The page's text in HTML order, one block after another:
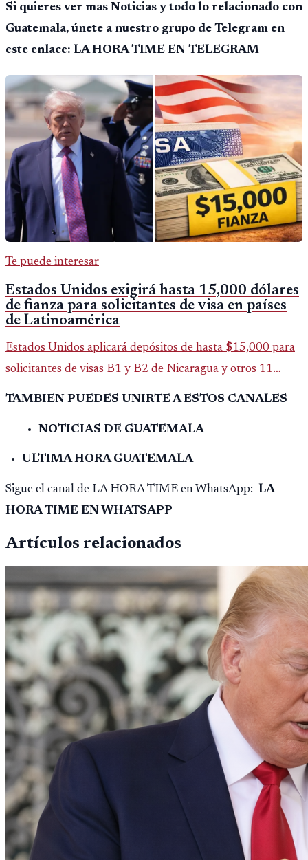
Si quieres ver mas Noticias y todo lo relacionado con
Guatemala, únete a nuestro grupo de Telegram en
este enlace: LA HORA TIME EN TELEGRAM
Te puede interesar
Estados Unidos exigirá hasta 15,000 dólares
de fianza para solicitantes de visa en países
de Latinoamérica
Estados Unidos aplicará depósitos de hasta $15,000 para
solicitantes de visas B1 y B2 de Nicaragua y otros 11
países. La medida afecta a más de 50 naciones bajo nuevas
TAMBIEN PUEDES UNIRTE A ESTOS CANALES
NOTICIAS DE GUATEMALA
ULTIMA HORA GUATEMALA
Sigue el canal de LA HORA TIME en WhatsApp: LA
HORA TIME EN WHATSAPP
Artículos relacionados